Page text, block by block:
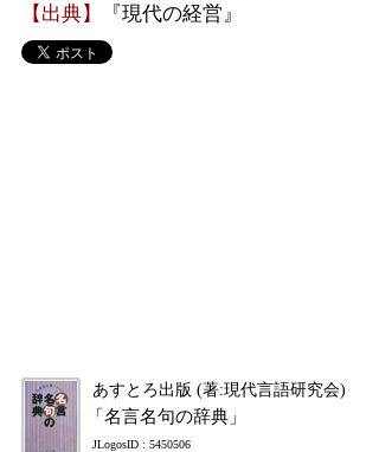
【出典】
『現代の経営』
あすとろ出版 (著:現代言語研究会)
「名言名句の辞典」
JLogosID : 5450506